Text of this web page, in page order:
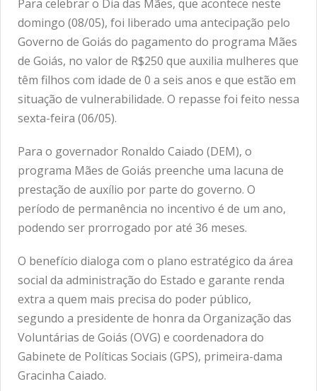
Para celebrar o Dia das Mães, que acontece neste
domingo (08/05), foi liberado uma antecipação pelo
Governo de Goiás do pagamento do programa Mães
de Goiás, no valor de R$250 que auxilia mulheres que
têm filhos com idade de 0 a seis anos e que estão em
situação de vulnerabilidade. O repasse foi feito nessa
sexta-feira (06/05).
Para o governador Ronaldo Caiado (DEM), o
programa Mães de Goiás preenche uma lacuna de
prestação de auxílio por parte do governo. O
período de permanência no incentivo é de um ano,
podendo ser prorrogado por até 36 meses.
O benefício dialoga com o plano estratégico da área
social da administração do Estado e garante renda
extra a quem mais precisa do poder público,
segundo a presidente de honra da Organização das
Voluntárias de Goiás (OVG) e coordenadora do
Gabinete de Políticas Sociais (GPS), primeira-dama
Gracinha Caiado.